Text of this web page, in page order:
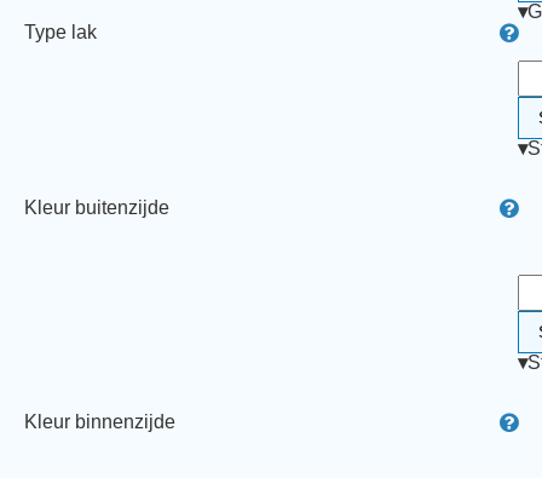
Type lak
▾
Kleur buitenzijde
▾
Kleur binnenzijde
▾